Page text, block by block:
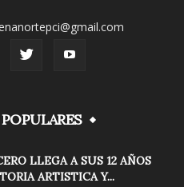
LLEGA A SUS 12 AÑOS
ARTISTICA Y...